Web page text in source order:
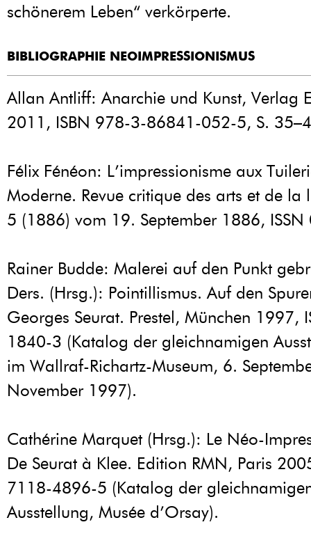
schönerem Leben“ verkörperte.
BIBLIOGRAPHIE NEOIMPRESSIONISMUS
Allan Antliff: Anarchie und Kunst, Verlag
2011, ISBN 978-3-86841-052-5, S.
Félix Fénéon: L’impressionisme aux
Moderne. Revue critique des arts et de la
5 (1886) vom 19. September 1886,
Rainer Budde: Malerei auf den Punkt
Ders. (Hrsg.): Pointillismus. Auf den
Georges Seurat. Prestel, München 1997,
1840-3 (Katalog der gleichnamigen
im Wallraf-Richartz-Museum, 6.
November 1997).
Cathérine Marquet (Hrsg.): Le Néo-
De Seurat à Klee. Edition RMN, Paris
7118-4896-5 (Katalog der
Ausstellung, Musée d’Orsay).